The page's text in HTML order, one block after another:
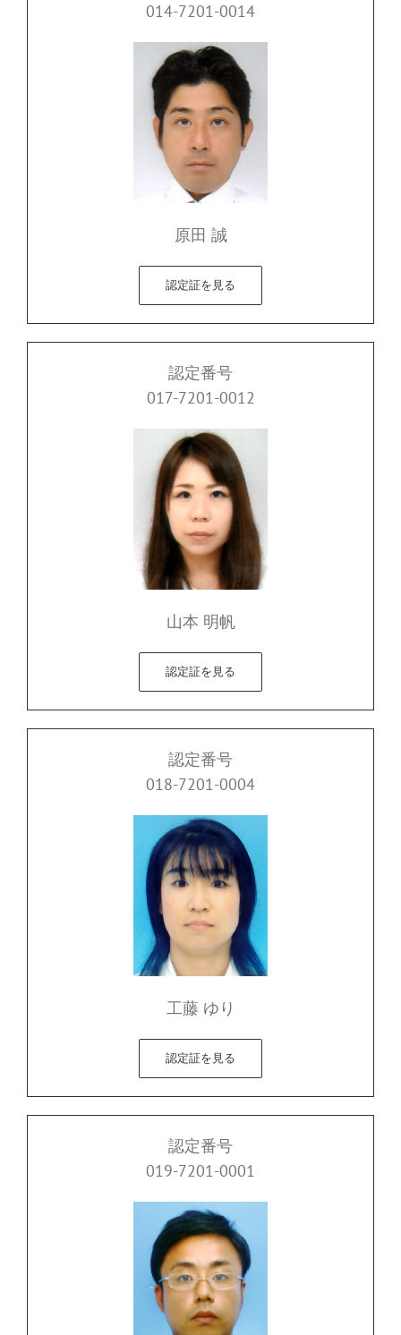
014-7201-0014
原田 誠
認定証を見る
認定番号
017-7201-0012
山本 明帆
認定証を見る
認定番号
018-7201-0004
工藤 ゆり
認定証を見る
認定番号
019-7201-0001